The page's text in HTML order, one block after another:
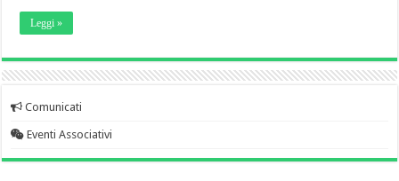
Leggi »
Comunicati
Eventi Associativi